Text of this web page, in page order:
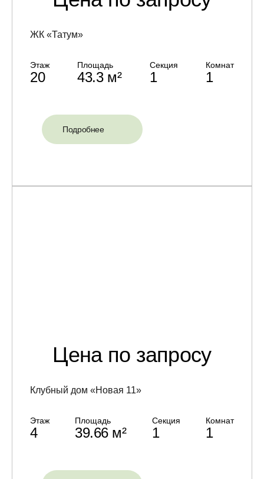
ЖК «Татум»
Этаж
20
Площадь
43.3 м²
Секция
1
Комнат
1
Подробнее
Цена по запросу
Клубный дом «Новая 11»
Этаж
4
Площадь
39.66 м²
Секция
1
Комнат
1